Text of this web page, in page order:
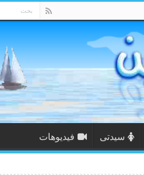
سيدتى فيديوهات